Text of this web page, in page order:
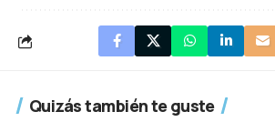
Quizás también te guste